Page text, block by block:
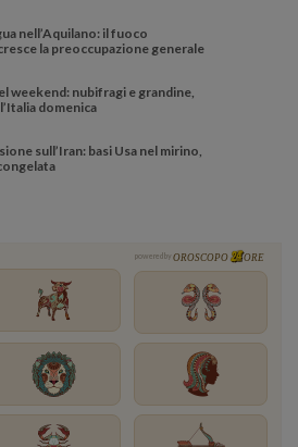
nell’Aquilano: il fuoco
la preoccupazione generale
weekend: nubifragi e grandine,
domenica
sull’Iran: basi Usa nel mirino,
powered by OROSCOPO ORE